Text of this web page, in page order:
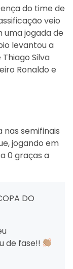
do time de
veio
uma jogada de
levantou a
Silva
Ronaldo e
semifinais
jogando em
0 graças a
DO
de fase!!